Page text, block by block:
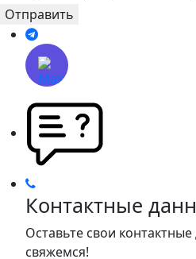
Отправить
Контактные
Оставьте свои
свяжемся!